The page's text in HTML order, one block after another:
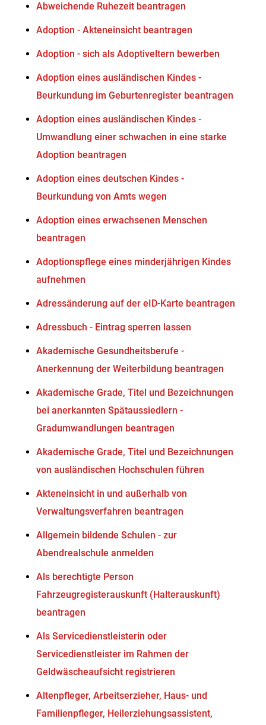
Abweichende Ruhezeit beantragen
Adoption - Akteneinsicht beantragen
Adoption - sich als Adoptiveltern bewerben
Adoption eines ausländischen Kindes -
Beurkundung im Geburtenregister beantragen
Adoption eines ausländischen Kindes -
Umwandlung einer schwachen in eine starke
Adoption beantragen
Adoption eines deutschen Kindes -
Beurkundung von Amts wegen
Adoption eines erwachsenen Menschen
beantragen
Adoptionspflege eines minderjährigen Kindes
aufnehmen
Adressänderung auf der eID-Karte beantragen
Adressbuch - Eintrag sperren lassen
Akademische Gesundheitsberufe -
Anerkennung der Weiterbildung beantragen
Akademische Grade, Titel und Bezeichnungen
bei anerkannten Spätaussiedlern -
Gradumwandlungen beantragen
Akademische Grade, Titel und Bezeichnungen
von ausländischen Hochschulen führen
Akteneinsicht in und außerhalb von
Verwaltungsverfahren beantragen
Allgemein bildende Schulen - zur
Abendrealschule anmelden
Als berechtigte Person
Fahrzeugregisterauskunft (Halterauskunft)
beantragen
Als Servicedienstleisterin oder
Servicedienstleister im Rahmen der
Geldwäscheaufsicht registrieren
Altenpfleger, Arbeitserzieher, Haus- und
Familienpfleger, Heilerziehungsassistent,